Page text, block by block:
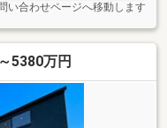
い合わせページへ移動します
5380万円